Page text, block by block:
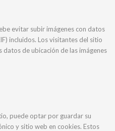
evitar subir imágenes con datos
incluidos. Los visitantes del sitio
de ubicación de las imágenes
puede optar por guardar su
y sitio web en cookies. Estos